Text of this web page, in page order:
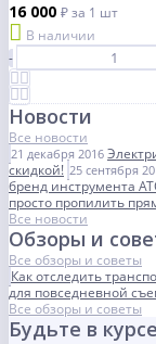
16 000 ₽за 1 шт
В наличии
-
Новости
Все новости
21 декабря 2016
скидкой! 25 сентября
бренд инструмента
просто пропилить
Все новости
Обзоры и
Все обзоры и советы
Как отследить
для повседневной
Все обзоры и советы
Будьте в